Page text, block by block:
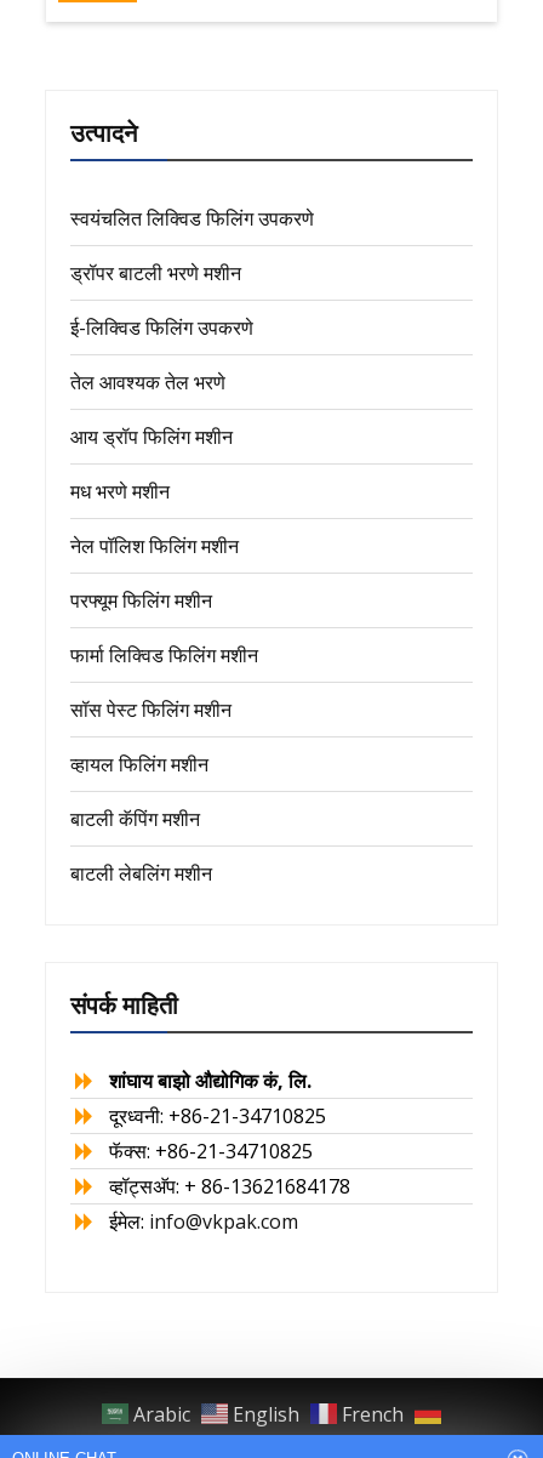
उत्पादने
स्वयंचलित लिक्विड फिलिंग उपकरणे
ड्रॉपर बाटली भरणे मशीन
ई-लिक्विड फिलिंग उपकरणे
तेल आवश्यक तेल भरणे
आय ड्रॉप फिलिंग मशीन
मध भरणे मशीन
नेल पॉलिश फिलिंग मशीन
परफ्यूम फिलिंग मशीन
फार्मा लिक्विड फिलिंग मशीन
सॉस पेस्ट फिलिंग मशीन
व्हायल फिलिंग मशीन
बाटली कॅपिंग मशीन
बाटली लेबलिंग मशीन
संपर्क माहिती
शांघाय बाझो औद्योगिक कं, लि.
दूरध्वनी: +86-21-34710825
फॅक्स: +86-21-34710825
व्हॉट्सअ‍ॅप: + 86-13621684178
ईमेल: info@vkpak.com
Arabic English
French
German